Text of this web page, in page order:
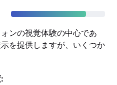
ンの視覚体験の中心であ
を提供しますが、いくつか